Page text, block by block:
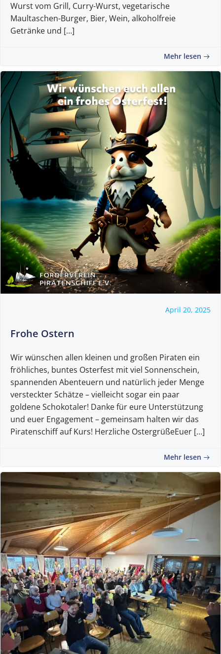
Wurst vom Grill, Curry-Wurst, vegetarische
Maultaschen-Burger, Bier, Wein, alkoholfreie
Getränke und […]
Mehr lesen
April 20, 2025
Frohe Ostern
Wir wünschen allen kleinen und großen Piraten ein
fröhliches, buntes Osterfest mit viel Sonnenschein,
spannenden Abenteuern und natürlich jeder Menge
versteckter Schätze – vielleicht sogar ein paar
goldene Schokotaler! Danke für eure Unterstützung
und euer Engagement – gemeinsam halten wir das
Piratenschiff auf Kurs! Herzliche OstergrüßeEuer […]
Mehr lesen